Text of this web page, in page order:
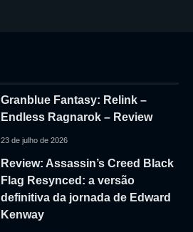
Granblue Fantasy: Relink –
Endless Ragnarok – Review
23 de julho de 2026
Review: Assassin’s Creed Black
Flag Resynced: a versão
definitiva da jornada de Edward
Kenway